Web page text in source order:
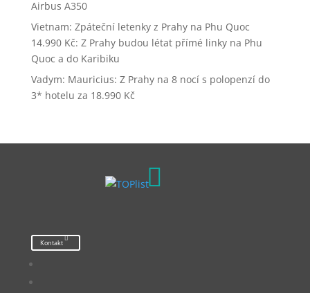
Airbus A350
Vietnam: Zpáteční letenky z Prahy na Phu Quoc
14.990 Kč: Z Prahy budou létat přímé linky na Phu
Quoc a do Karibiku
Vadym: Mauricius: Z Prahy na 8 nocí s polopenzí do
3* hotelu za 18.990 Kč

Kontakt